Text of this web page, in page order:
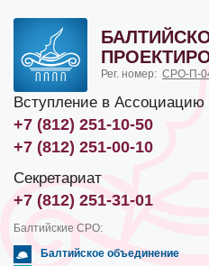
Рег. номер: СРО-П-
Вступление в Ассоциацию
+7 (812) 251-10-50
+7 (812) 251-00-10
Секретариат
+7 (812) 251-31-01
Балтийские СРО:
Балтийское объединение